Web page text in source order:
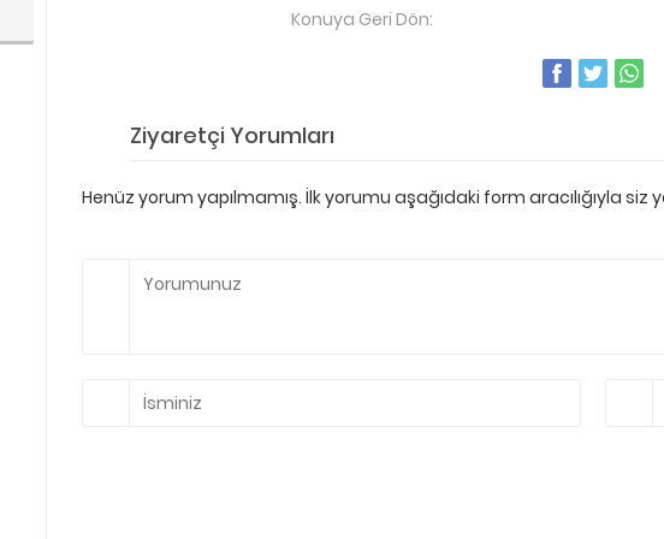
Konuya Geri Dön:
Ziyaretçi Yorumları
Henüz yorum yapılmamış. İlk yorumu aşağıdaki form aracılığıyla siz